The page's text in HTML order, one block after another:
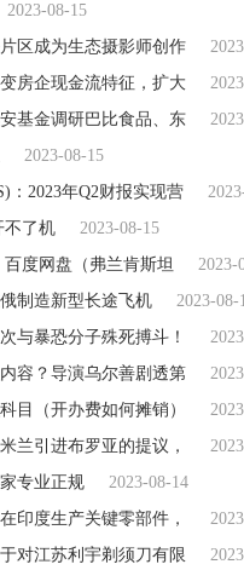
2023-08-15
区成为生态摄影师创作
房企现金流特征，扩大
基金调研巴比食品、东
2023-08-15
：2023年Q2财报实现营
不了机
2023-08-15
度网盘（弗兰肯斯坦
2023-
制造新型长途飞机
2023-08-
与暴恐分子殊死搏斗！
容？导演乌尔善剧透第
目（开办费如何摊销）
兰引进布罗亚的提议，
专业正规
2023-08-14
印度生产关键零部件，
对江苏利宇剃须刀有限